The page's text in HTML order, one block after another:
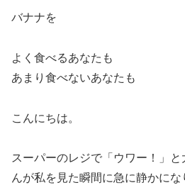
バナナを
よく食べるあなたも
あまり食べないあなたも
こんにちは。
スーパーのレジで「ウワー！」
んが私を見た瞬間に急に静かに